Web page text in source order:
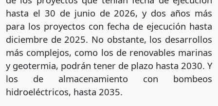
hasta el 30 de junio de 2026, y dos años más
para los proyectos con fecha de ejecución hasta
diciembre de 2025. No obstante, los desarrollos
más complejos, como los de renovables marinas
y geotermia, podrán tener de plazo hasta 2030. Y
los de almacenamiento con bombeos
hidroeléctricos, hasta 2035.